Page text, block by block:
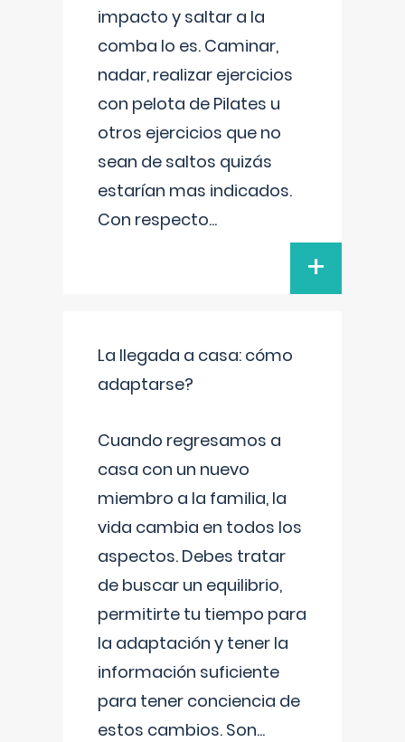
impacto y saltar a la
comba lo es. Caminar,
nadar, realizar ejercicios
con pelota de Pilates u
otros ejercicios que no
sean de saltos quizás
estarían mas indicados.
Con respecto...
+
La llegada a casa: cómo
adaptarse?
Cuando regresamos a
casa con un nuevo
miembro a la familia, la
vida cambia en todos los
aspectos. Debes tratar
de buscar un equilibrio,
permitirte tu tiempo para
la adaptación y tener la
información suficiente
para tener conciencia de
estos cambios. Son...